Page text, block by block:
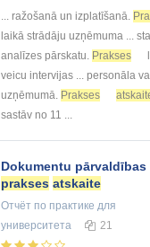
... ražošanā un izplatīšanā.
laikā strādāju uzņēmuma ...
analīzes pārskatu. Prakses
veicu intervijas ... personāla
uzņēmumā. Prakses
sastāv no 11 ...
Dokumentu pārvaldības
prakses atskaite
Отчёт по практике для
университета
21